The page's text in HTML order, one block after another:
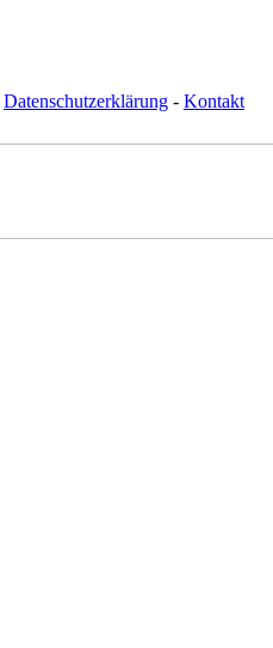
Datenschutzerklärung - Kontakt